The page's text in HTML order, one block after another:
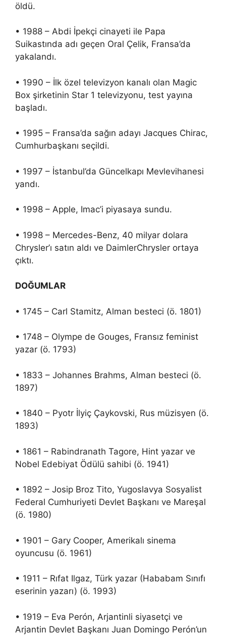
öldü.
• 1988 – Abdi İpekçi cinayeti ile Papa
Suikastında adı geçen Oral Çelik, Fransa’da
yakalandı.
• 1990 – İlk özel televizyon kanalı olan Magic
Box şirketinin Star 1 televizyonu, test yayına
başladı.
• 1995 – Fransa’da sağın adayı Jacques Chirac,
Cumhurbaşkanı seçildi.
• 1997 – İstanbul’da Güncelkapı Mevlevihanesi
yandı.
• 1998 – Apple, Imac’i piyasaya sundu.
• 1998 – Mercedes-Benz, 40 milyar dolara
Chrysler’ı satın aldı ve DaimlerChrysler ortaya
çıktı.
DOĞUMLAR
• 1745 – Carl Stamitz, Alman besteci (ö. 1801)
• 1748 – Olympe de Gouges, Fransız feminist
yazar (ö. 1793)
• 1833 – Johannes Brahms, Alman besteci (ö.
1897)
• 1840 – Pyotr İlyiç Çaykovski, Rus müzisyen (ö.
1893)
• 1861 – Rabindranath Tagore, Hint yazar ve
Nobel Edebiyat Ödülü sahibi (ö. 1941)
• 1892 – Josip Broz Tito, Yugoslavya Sosyalist
Federal Cumhuriyeti Devlet Başkanı ve Mareşal
(ö. 1980)
• 1901 – Gary Cooper, Amerikalı sinema
oyuncusu (ö. 1961)
• 1911 – Rıfat Ilgaz, Türk yazar (Hababam Sınıfı
eserinin yazarı) (ö. 1993)
• 1919 – Eva Perón, Arjantinli siyasetçi ve
Arjantin Devlet Başkanı Juan Domingo Perón’un